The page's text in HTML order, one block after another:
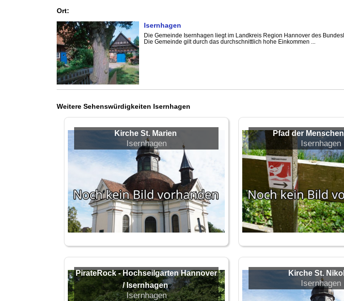
Ort:
Isernhagen
Die Gemeinde Isernhagen liegt im Landkreis Region Hannover des
Die Gemeinde gilt durch das durchschnittlich hohe Einkommen ...
Weitere Sehenswürdigkeiten Isernhagen
Kirche St. Marien
Isernhagen
PirateRock - Hochseilgarten Hannover
/ Isernhagen
Isernhagen
Pfad der
Isernhagen
Kirche St.
Isernhagen